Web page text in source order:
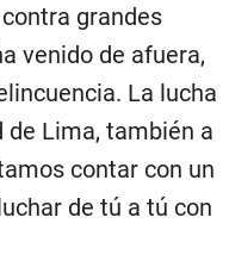
grandes
venido de afuera,
La lucha
Lima, también a
contar con un
de tú a tú con